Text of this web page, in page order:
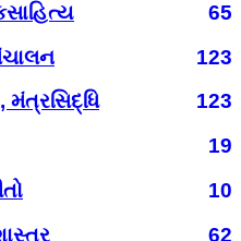
65
123
123
19
10
62